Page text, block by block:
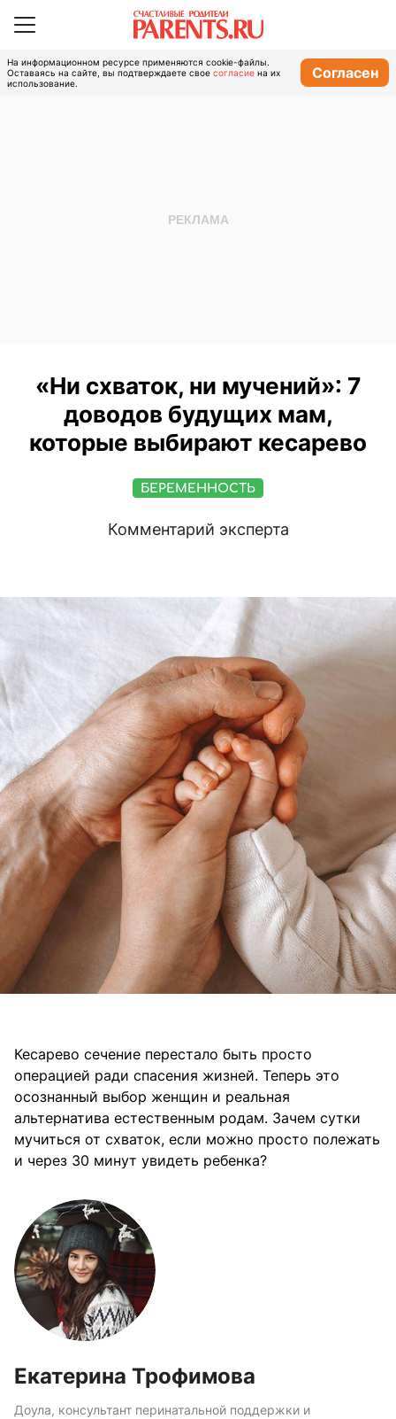
На информационном ресурсе применяются cookie-файлы.
Оставаясь на сайте, вы подтверждаете свое согласие на их
использование.
Согласен
«Ни схваток, ни мучений»: 7
доводов будущих мам,
которые выбирают кесарево
БЕРЕМЕННОСТЬ
Комментарий эксперта
Кесарево сечение перестало быть просто
операцией ради спасения жизней. Теперь это
осознанный выбор женщин и реальная
альтернатива естественным родам. Зачем сутки
мучиться от схваток, если можно просто полежать
и через 30 минут увидеть ребенка?
Екатерина Трофимова
Доула, консультант перинатальной поддержки и